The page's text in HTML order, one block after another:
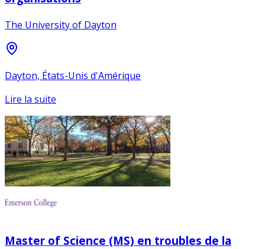
The University of Dayton
Dayton, États-Unis d'Amérique
Lire la suite
Master of Science (MS) en troubles de la